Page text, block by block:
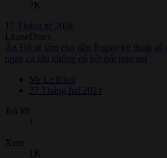
7K
17 Tháng tư 2026
LhaneDiuct
Ấn Độ sẽ làm cho tiền Rupee kỹ thuật số
ngay cả khi không có kết nối internet
Mr Le Khoi
27 Tháng hai 2024
Trả lời
Xem
1K